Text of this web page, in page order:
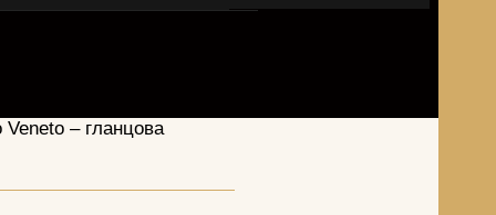
– гланцова